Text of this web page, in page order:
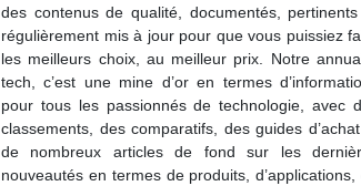
des contenus de qualité, documentés,
régulièrement mis à jour pour que vous puissiez
les meilleurs choix, au meilleur prix. Notre
tech, c’est une mine d’or en termes
pour tous les passionnés de technologie, avec
classements, des comparatifs, des guides
de nombreux articles de fond sur les
nouveautés en termes de produits, d’applications,